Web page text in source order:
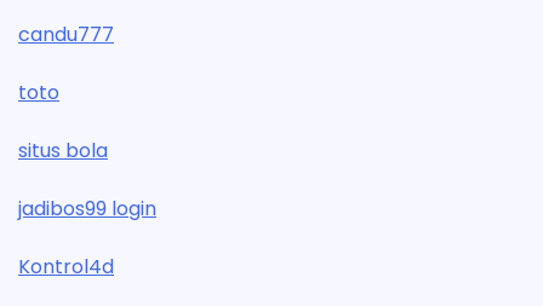
candu777
toto
situs bola
jadibos99 login
Kontrol4d